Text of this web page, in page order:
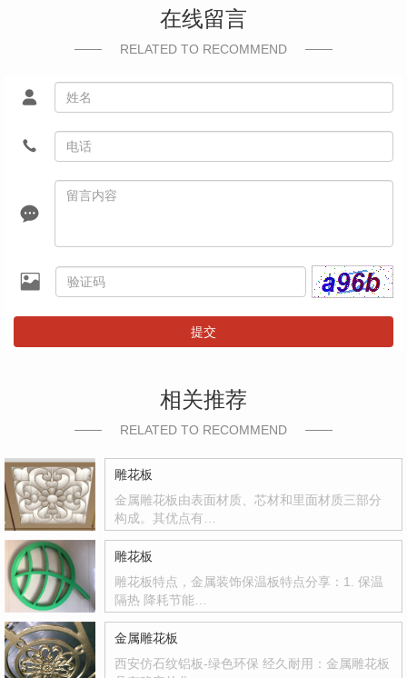
在线留言
RELATED TO RECOMMEND
提交
相关推荐
RELATED TO RECOMMEND
雕花板
金属雕花板由表面材质、芯材和里面材质三部分
构成。其优点有…
雕花板
雕花板特点，金属装饰保温板特点分享：1. 保温
隔热 降耗节能…
金属雕花板
西安仿石纹铝板-绿色环保 经久耐用：金属雕花板